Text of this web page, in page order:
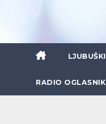
LJUBUŠKI
RADIO OGLASNIK